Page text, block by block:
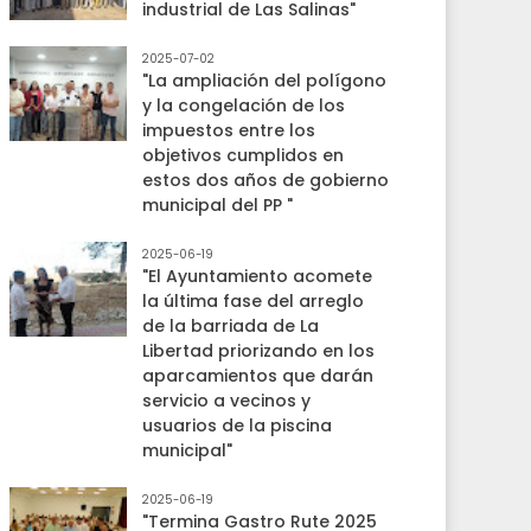
industrial de Las Salinas"
2025-07-02
"La ampliación del polígono
y la congelación de los
impuestos entre los
objetivos cumplidos en
estos dos años de gobierno
municipal del PP "
2025-06-19
"El Ayuntamiento acomete
la última fase del arreglo
de la barriada de La
Libertad priorizando en los
aparcamientos que darán
servicio a vecinos y
usuarios de la piscina
municipal"
2025-06-19
"Termina Gastro Rute 2025